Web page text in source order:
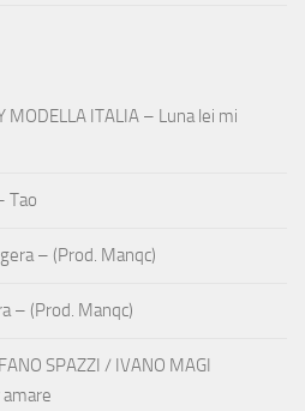
MODELLA ITALIA – Luna lei mi
Tao
– (Prod. Manqc)
– (Prod. Manqc)
SPAZZI / IVANO MAGI
amare